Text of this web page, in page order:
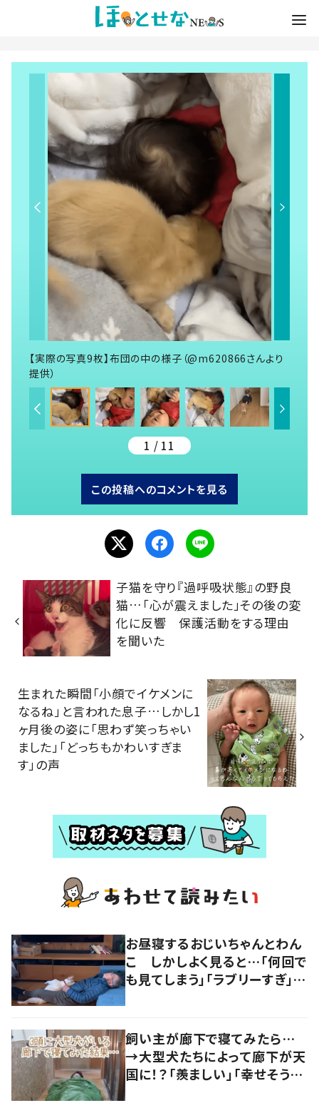
【実際の写真9枚】布団の中の様子（@m620866さんより
提供）
1 / 11
この投稿へのコメントを見る
子猫を守り『過呼吸状態』の野良
猫…「心が震えました」その後の変
化に反響 保護活動をする理由
を聞いた
生まれた瞬間「小顔でイケメンに
なるね」と言われた息子…しかし1
ヶ月後の姿に「思わず笑っちゃい
ました」「どっちもかわいすぎま
す」の声
お昼寝するおじいちゃんとわん
こ しかしよく見ると…「何回で
も見てしまう」「ラブリーすぎ」の
飼い主が廊下で寝てみたら…
→大型犬たちによって廊下が天
国に！？「羨ましい」「幸せそう」